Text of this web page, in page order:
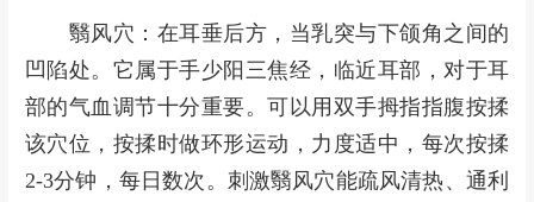
翳风穴：在耳垂后方，当乳突与下颌角之间的
凹陷处。它属于手少阳三焦经，临近耳部，对于耳
部的气血调节十分重要。可以用双手拇指指腹按揉
该穴位，按揉时做环形运动，力度适中，每次按揉
2-3分钟，每日数次。刺激翳风穴能疏风清热、通利